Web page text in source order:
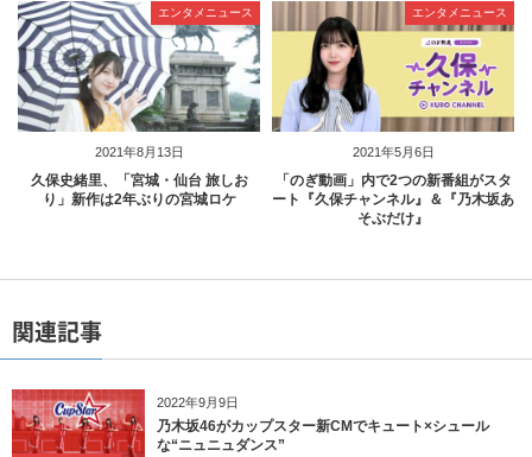
2021年8月13日
エンタメニュース
久保史緒里、「宮城・仙台 旅しお
り」新作は2年ぶりの宮城ロケ
2021年5月6日
エンタメニュース
「のぎ動画」内で2つの新番組がスタ
ート『久保チャンネル』＆『乃木坂あ
そぶだけ』
関連記事
2022年9月9日
乃木坂46がカップスター新CMでキュート×シュール
な“ニュニュダンス”